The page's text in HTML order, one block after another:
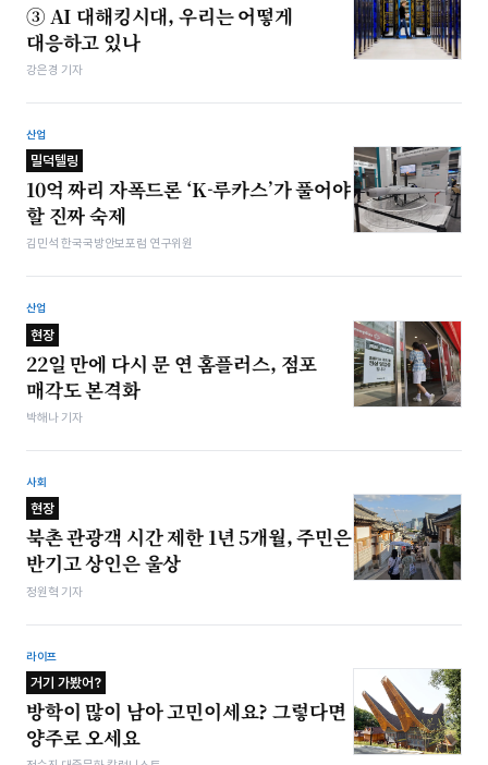
③ AI 대해킹시대, 우리는 어떻게
대응하고 있나
강은경 기자
산업
밀덕텔링
10억 짜리 자폭드론 ‘K-루카스’가 풀어야
할 진짜 숙제
김민석 한국국방안보포럼 연구위원
산업
현장
22일 만에 다시 문 연 홈플러스, 점포
매각도 본격화
박해나 기자
사회
현장
북촌 관광객 시간 제한 1년 5개월, 주민은
반기고 상인은 울상
정원혁 기자
라이프
거기 가봤어?
방학이 많이 남아 고민이세요? 그렇다면
양주로 오세요